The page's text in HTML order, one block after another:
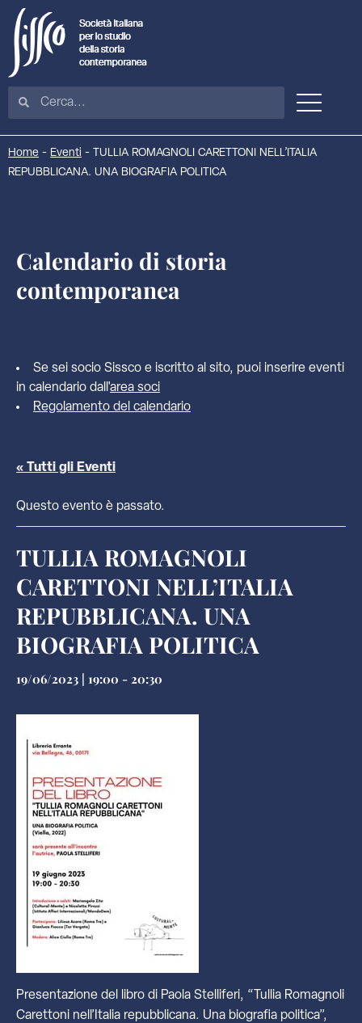
Home - Eventi - TULLIA ROMAGNOLI CARETTONI NELL’ITALIA
REPUBBLICANA. UNA BIOGRAFIA POLITICA
Calendario di storia
contemporanea
Se sei socio Sissco e iscritto al sito, puoi inserire eventi
in calendario dall'area soci
Regolamento del calendario
« Tutti gli Eventi
Questo evento è passato.
TULLIA ROMAGNOLI
CARETTONI NELL’ITALIA
REPUBBLICANA. UNA
BIOGRAFIA POLITICA
19/06/2023 | 19:00 - 20:30
Presentazione del libro di Paola Stelliferi, “Tullia Romagnoli
Carettoni nell’Italia repubblicana. Una biografia politica”,